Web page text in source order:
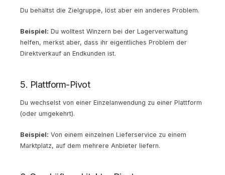
Du behältst die Zielgruppe, löst aber ein anderes Problem.
Beispiel: Du wolltest Winzern bei der Lagerverwaltung
helfen, merkst aber, dass ihr eigentliches Problem der
Direktverkauf an Endkunden ist.
5. Plattform-Pivot
Du wechselst von einer Einzelanwendung zu einer Plattform
(oder umgekehrt).
Beispiel: Von einem einzelnen Lieferservice zu einem
Marktplatz, auf dem mehrere Anbieter liefern.